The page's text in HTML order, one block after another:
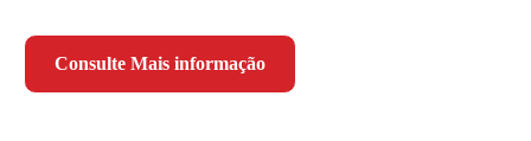
Consulte Mais informação